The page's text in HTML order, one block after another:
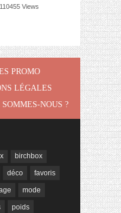
Views
PROMO
LÉGALES
NOUS ?
birchbox
déco favoris
mode
poids